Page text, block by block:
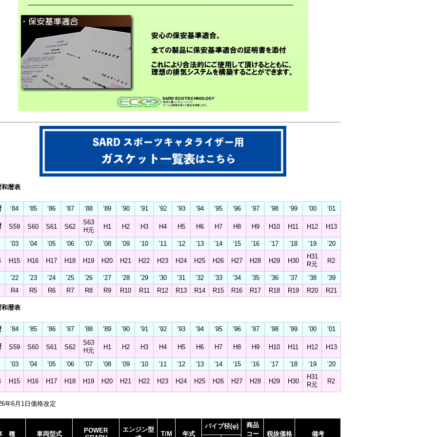
暦表
’84 ’85 ’86 ’87 ’88 ’89 ’90 ’91 ’92 ’93 ’94 ’95 ’96 ’97 ’98 ’99 ’00 ’01
S59 S60 S61 S62
S63
H元
H1 H2 H3 H4 H5 H6 H7 H8 H9 H10 H11 H12 H13
’03 ’04 ’05 ’06 ’07 ’08 ’09 ’10 ’11 ’12 ’13 ’14 ’15 ’16 ’17 ’18 ’19 ’20
H15 H16 H17 H18 H19 H20 H21 H22 H23 H24 H25 H26 H27 H28 H29 H30
H31
R元
R2
’22 ’23 ’24 ’25 ’26 ’27 ’28 ’29 ’30 ’31 ’32 ’33 ’34 ’35 ’36 ’37 ’38
’39
R4
R5 R6 R7 R8 R9 R10 R11 R12 R13 R14 R15 R16 R17 R18 R19 R20 R21
暦表
’84 ’85 ’86 ’87 ’88 ’89 ’90 ’91 ’92 ’93 ’94 ’95 ’96 ’97 ’98 ’99 ’00 ’01
S59 S60 S61 S62
S63
H元
H1 H2 H3 H4 H5 H6 H7 H8 H9 H10 H11 H12 H13
’03 ’04 ’05 ’06 ’07 ’08 ’09 ’10 ’11 ’12 ’13 ’14 ’15 ’16 ’17 ’18 ’19 ’20
H15 H16 H17 H18 H19 H20 H21 H22 H23 H24 H25 H26 H27 H28 H29 H30
H31
R元
R2
年6月1日価格改定
種 車両型式
POWER
エンジン型
T/M 年式
パイプ径(φ)
商品
コー
税抜価格 備考